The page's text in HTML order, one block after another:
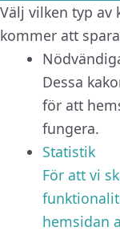
Välj vilken typ av
kommer att
Dessa
för att
fungera.
Statistik
För att vi
hemsidan